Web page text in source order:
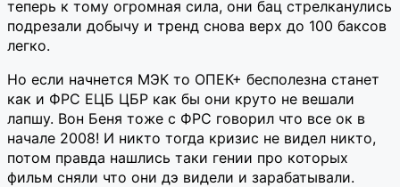
теперь к тому огромная сила, они бац стрелканулись
подрезали добычу и тренд снова верх до 100 баксов
легко.
Но если начнется МЭК то ОПЕК+ бесполезна станет
как и ФРС ЕЦБ ЦБР как бы они круто не вешали
лапшу. Вон Беня тоже с ФРС говорил что все ок в
начале 2008! И никто тогда кризис не видел никто,
потом правда нашлись таки гении про которых
фильм сняли что они дэ видели и зарабатывали.